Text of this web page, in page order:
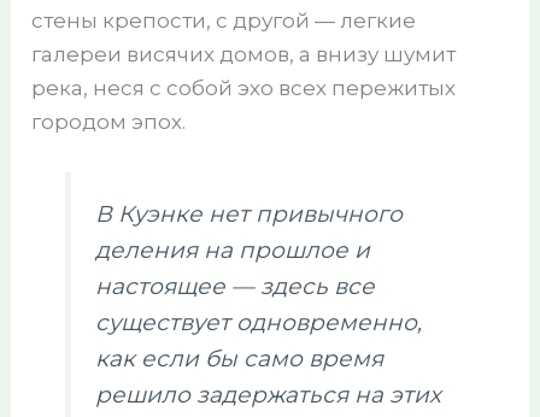
стены крепости, с другой — легкие
галереи висячих домов, а внизу шумит
река, неся с собой эхо всех пережитых
городом эпох.
В Куэнке нет привычного
деления на прошлое и
настоящее — здесь все
существует одновременно,
как если бы само время
решило задержаться на этих